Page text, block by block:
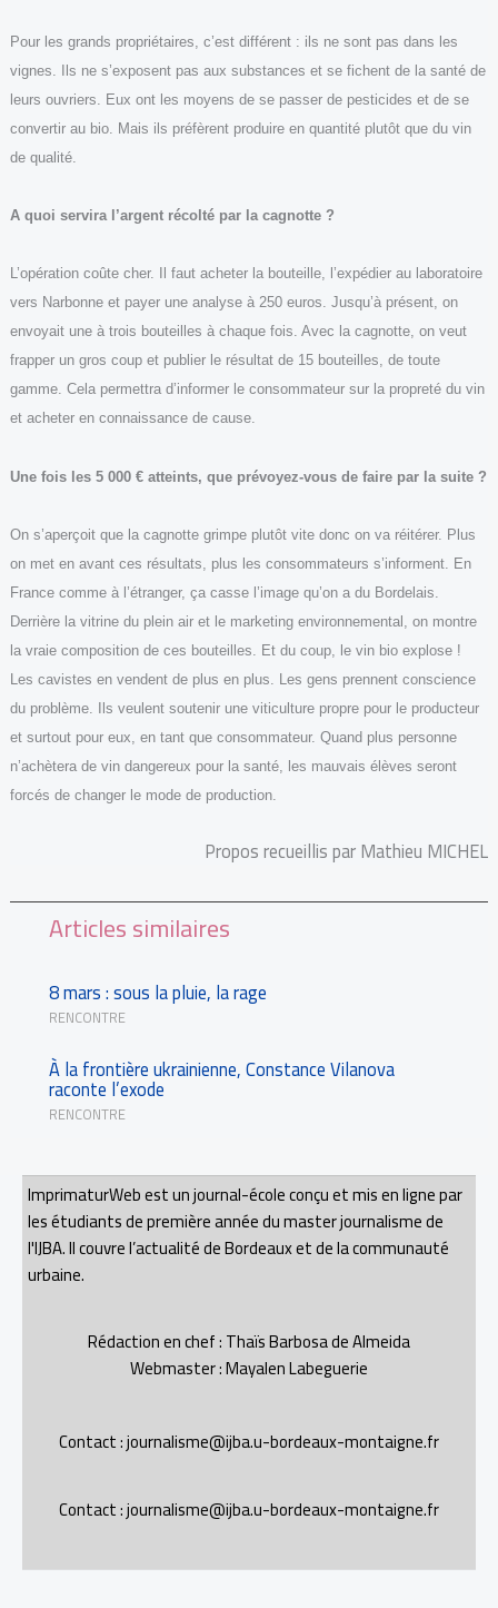
Pour les grands propriétaires, c’est différent : ils ne sont pas dans les
vignes. Ils ne s’exposent pas aux substances et se fichent de la santé de
leurs ouvriers. Eux ont les moyens de se passer de pesticides et de se
convertir au bio. Mais ils préfèrent produire en quantité plutôt que du vin
de qualité.
A quoi servira l’argent récolté par la cagnotte ?
L’opération coûte cher. Il faut acheter la bouteille, l’expédier au laboratoire
vers Narbonne et payer une analyse à 250 euros. Jusqu’à présent, on
envoyait une à trois bouteilles à chaque fois. Avec la cagnotte, on veut
frapper un gros coup et publier le résultat de 15 bouteilles, de toute
gamme. Cela permettra d’informer le consommateur sur la propreté du vin
et acheter en connaissance de cause.
Une fois les 5 000 € atteints, que prévoyez-vous de faire par la suite ?
On s’aperçoit que la cagnotte grimpe plutôt vite donc on va réitérer. Plus
on met en avant ces résultats, plus les consommateurs s’informent. En
France comme à l’étranger, ça casse l’image qu’on a du Bordelais.
Derrière la vitrine du plein air et le marketing environnemental, on montre
la vraie composition de ces bouteilles. Et du coup, le vin bio explose !
Les cavistes en vendent de plus en plus. Les gens prennent conscience
du problème. Ils veulent soutenir une viticulture propre pour le producteur
et surtout pour eux, en tant que consommateur. Quand plus personne
n’achètera de vin dangereux pour la santé, les mauvais élèves seront
forcés de changer le mode de production.
Propos recueillis par Mathieu MICHEL
Articles similaires
8 mars : sous la pluie, la rage
RENCONTRE
À la frontière ukrainienne, Constance Vilanova
raconte l’exode
RENCONTRE
ImprimaturWeb est un journal-école conçu et mis en ligne par
les étudiants de première année du master journalisme de
l'IJBA. Il couvre l’actualité de Bordeaux et de la communauté
urbaine.
Rédaction en chef : Thaïs Barbosa de Almeida
Webmaster : Mayalen Labeguerie
Contact : journalisme@ijba.u-bordeaux-montaigne.fr
Contact : journalisme@ijba.u-bordeaux-montaigne.fr